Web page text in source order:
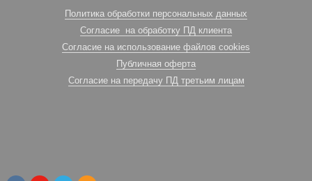
Политика обработки персональных данных
Согласие на обработку ПД клиента
Согласие на использование файлов cookies
Публичная оферта
Согласие на передачу ПД третьим лицам